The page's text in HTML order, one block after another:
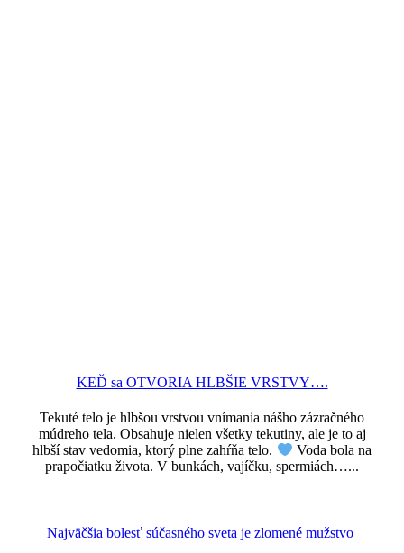
KEĎ sa OTVORIA HLBŠIE VRSTVY….
Tekuté telo je hlbšou vrstvou vnímania nášho zázračného
múdreho tela. Obsahuje nielen všetky tekutiny, ale je to aj
hlbší stav vedomia, ktorý plne zahŕňa telo.
Voda bola na
prapočiatku života. V bunkách, vajíčku, spermiách…...
Najväčšia bolesť súčasného sveta je zlomené mužstvo